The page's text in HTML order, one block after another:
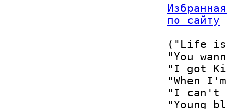
по сайту
("Life
"You
"I got
"When
"I can't
"Young